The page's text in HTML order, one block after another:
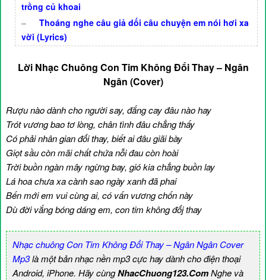
trồng củ khoai
–
Thoáng nghe câu giả dối câu chuyện em nói hơi xa
vời (Lyrics)
Lời Nhạc Chuông Con Tim Không Đổi Thay – Ngân
Ngân (Cover)
Rượu nào dành cho người say, đắng cay đâu nào hay
Trót vương bao tơ lòng, chân tình đâu chẳng thấy
Có phải nhân gian đổi thay, biết ai đâu giãi bày
Giọt sầu còn mãi chất chứa nỗi đau còn hoài
Trời buồn ngàn mây ngừng bay, gió kia chẳng buồn lay
Lá hoa chưa xa cành sao ngày xanh đã phai
Bến mới em vui cùng ai, có vấn vương chốn này
Dù đời vắng bóng dáng em, con tim không đổj thay
Nhạc chuông Con Tim Không Đổi Thay – Ngân Ngân Cover
Mp3là một bản nhạc nền mp3 cực hay dành cho điện thoại
Android, iPhone. Hãy cùngNhacChuong123.ComNghe và